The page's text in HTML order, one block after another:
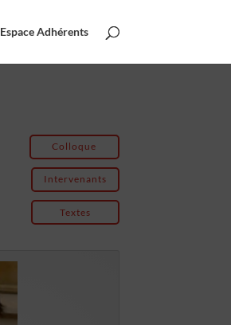
Espace Adhérents
Colloque
Intervenants
Textes